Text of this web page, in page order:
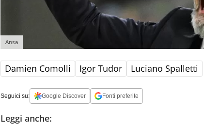
Ansa
Damien Comolli Igor Tudor Luciano Spalletti
Seguici su: Google Discover Fonti preferite
Leggi anche: